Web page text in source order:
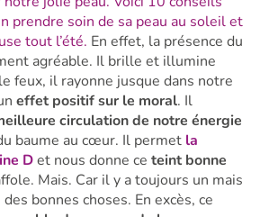
prendre soin de sa peau au soleil et
tout l’été. En effet, la présence du
agréable. Il brille et illumine
feux, il rayonne jusque dans notre
effet positif sur le moral. Il
circulation de notre énergie
baume au cœur. Il permet la
Det nous donne ce teint bonne
Mais. Car il y a toujours un mais
bonnes choses. En excès, ce